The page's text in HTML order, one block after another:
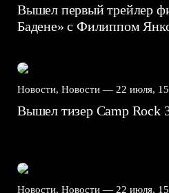
Вышел первый трейлер
Бадене» с Филиппом
Новости, Новости — 22 июля,
Вышел тизер Camp Rock
Новости, Новости — 22 июля,